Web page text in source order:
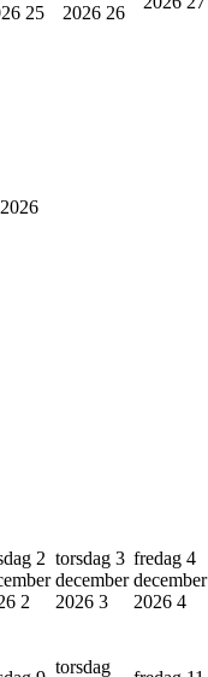
25
2026 26
2
2
torsdag 3
december
2026 3
fredag 4
december
2026 4
torsdag